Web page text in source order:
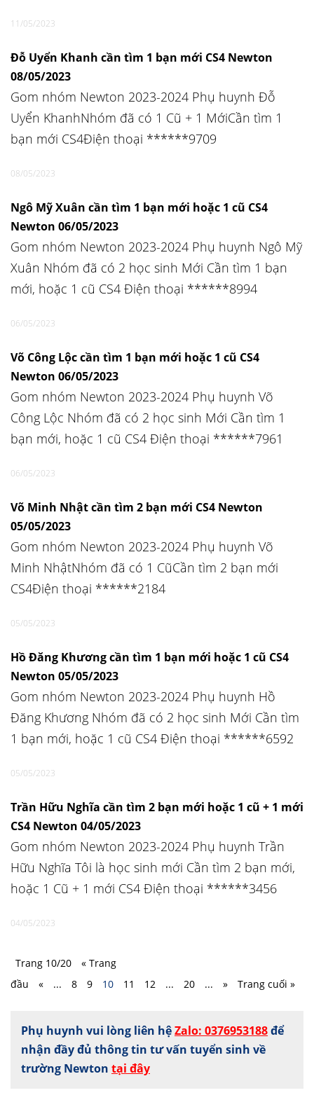
11/05/2023
Đỗ Uyển Khanh cần tìm 1 bạn mới CS4 Newton
08/05/2023
Gom nhóm Newton 2023-2024 Phụ huynh Đỗ
Uyển KhanhNhóm đã có 1 Cũ + 1 MớiCần tìm 1
bạn mới CS4Điện thoại ******9709
08/05/2023
Ngô Mỹ Xuân cần tìm 1 bạn mới hoặc 1 cũ CS4
Newton 06/05/2023
Gom nhóm Newton 2023-2024 Phụ huynh Ngô Mỹ
Xuân Nhóm đã có 2 học sinh Mới Cần tìm 1 bạn
mới, hoặc 1 cũ CS4 Điện thoại ******8994
06/05/2023
Võ Công Lộc cần tìm 1 bạn mới hoặc 1 cũ CS4
Newton 06/05/2023
Gom nhóm Newton 2023-2024 Phụ huynh Võ
Công Lộc Nhóm đã có 2 học sinh Mới Cần tìm 1
bạn mới, hoặc 1 cũ CS4 Điện thoại ******7961
06/05/2023
Võ Minh Nhật cần tìm 2 bạn mới CS4 Newton
05/05/2023
Gom nhóm Newton 2023-2024 Phụ huynh Võ
Minh NhậtNhóm đã có 1 CũCần tìm 2 bạn mới
CS4Điện thoại ******2184
05/05/2023
Hồ Đăng Khương cần tìm 1 bạn mới hoặc 1 cũ CS4
Newton 05/05/2023
Gom nhóm Newton 2023-2024 Phụ huynh Hồ
Đăng Khương Nhóm đã có 2 học sinh Mới Cần tìm
1 bạn mới, hoặc 1 cũ CS4 Điện thoại ******6592
05/05/2023
Trần Hữu Nghĩa cần tìm 2 bạn mới hoặc 1 cũ + 1 mới
CS4 Newton 04/05/2023
Gom nhóm Newton 2023-2024 Phụ huynh Trần
Hữu Nghĩa Tôi là học sinh mới Cần tìm 2 bạn mới,
hoặc 1 Cũ + 1 mới CS4 Điện thoại ******3456
04/05/2023
Trang 10/20
« Trang
đầu
« ... 8 9 10 11 12 ... 20 ... » Trang cuối »
Phụ huynh vui lòng liên hệZalo: 0376953188để
nhận đầy đủ thông tin tư vấn tuyển sinh về
trường Newton tại đây